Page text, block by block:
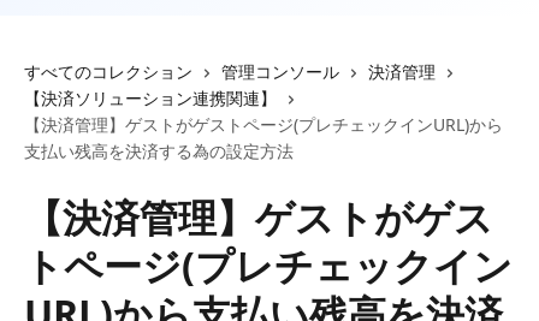
すべてのコレクション 管理コンソール
決済管理
【決済ソリューション連携関連】
【決済管理】ゲストがゲストページ(プレチェックインURL)から
支払い残高を決済する為の設定方法
【決済管理】ゲストがゲス
トページ(プレチェックイン